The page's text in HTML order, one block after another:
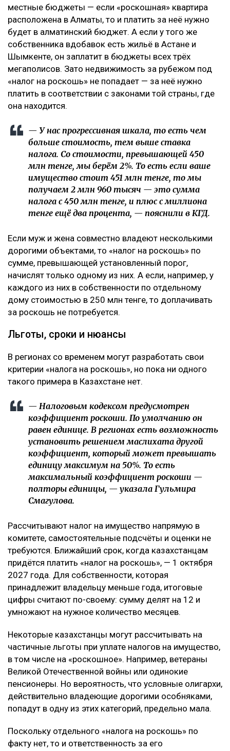
местные бюджеты — если «роскошная» квартира
расположена в Алматы, то и платить за неё нужно
будет в алматинский бюджет. А если у того же
собственника вдобавок есть жильё в Астане и
Шымкенте, он заплатит в бюджеты всех трёх
мегаполисов. Зато недвижимость за рубежом под
«налог на роскошь» не попадает — за неё нужно
платить в соответствии с законами той страны, где
она находится.
— У нас прогрессивная шкала, то есть чем
больше стоимость, тем выше ставка
налога. Со стоимости, превышающей 450
млн тенге, мы берём 2%. То есть если ваше
имущество стоит 451 млн тенге, то мы
получаем 2 млн 960 тысяч — это сумма
налога с 450 млн тенге, и плюс с миллиона
тенге ещё два процента, — пояснили в КГД.
Если муж и жена совместно владеют несколькими
дорогими объектами, то «налог на роскошь» по
сумме, превышающей установленный порог,
начислят только одному из них. А если, например, у
каждого из них в собственности по отдельному
дому стоимостью в 250 млн тенге, то доплачивать
за роскошь не потребуется.
Льготы, сроки и нюансы
В регионах со временем могут разработать свои
критерии «налога на роскошь», но пока ни одного
такого примера в Казахстане нет.
— Налоговым кодексом предусмотрен
коэффициент роскоши. По умолчанию он
равен единице. В регионах есть возможность
установить решением маслихата другой
коэффициент, который может превышать
единицу максимум на 50%. То есть
максимальный коэффициент роскоши —
полторы единицы, — указала Гульмира
Смагулова.
Рассчитывают налог на имущество напрямую в
комитете, самостоятельные подсчёты и оценки не
требуются. Ближайший срок, когда казахстанцам
придётся платить «налог на роскошь», — 1 октября
2027 года. Для собственности, которая
принадлежит владельцу меньше года, итоговые
цифры считают по-своему: сумму делят на 12 и
умножают на нужное количество месяцев.
Некоторые казахстанцы могут рассчитывать на
частичные льготы при уплате налогов на имущество,
в том числе на «роскошное». Например, ветераны
Великой Отечественной войны или одинокие
пенсионеры. Но вероятность, что условные олигархи,
действительно владеющие дорогими особняками,
попадут в одну из этих категорий, предельно мала.
Поскольку отдельного «налога на роскошь» по
факту нет, то и ответственность за его